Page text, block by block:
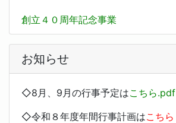
創立４０周年記念事業
お知らせ
◇8月、9月の行事予定はこちら.pdf
◇令和８年度年間行事計画はこちら